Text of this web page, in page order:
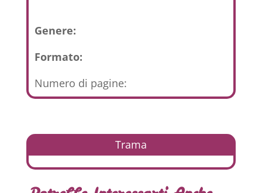
Genere:
Formato:
Numero di pagine:
Trama